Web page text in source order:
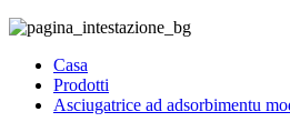
Casa
Prodotti
Asciugatrice ad adsorbimentu